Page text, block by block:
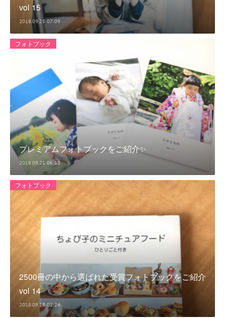
vol 15
2018.09.25 07:09
フォトブック
プレミアムフォトブックをご紹介✨
2018.09.21 06:13
フォトブック
2500冊の中から選ばれた受賞フォトブックをご紹介
vol 14
2018.09.18 02:24